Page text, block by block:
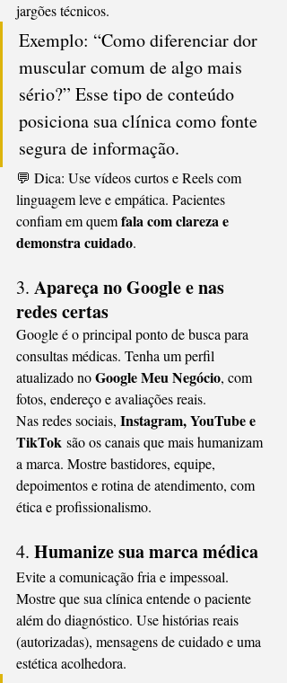
jargões técnicos.
Exemplo: “Como diferenciar dor
muscular comum de algo mais
sério?” Esse tipo de conteúdo
posiciona sua clínica como fonte
segura de informação.
💬 Dica: Use vídeos curtos e Reels com
linguagem leve e empática. Pacientes
confiam em quem fala com clareza e
demonstra cuidado.
3. Apareça no Google e nas
redes certas
Google é o principal ponto de busca para
consultas médicas. Tenha um perfil
atualizado no Google Meu Negócio, com
fotos, endereço e avaliações reais.
Nas redes sociais, Instagram, YouTube e
TikTok são os canais que mais humanizam
a marca. Mostre bastidores, equipe,
depoimentos e rotina de atendimento, com
ética e profissionalismo.
4. Humanize sua marca médica
Evite a comunicação fria e impessoal.
Mostre que sua clínica entende o paciente
além do diagnóstico. Use histórias reais
(autorizadas), mensagens de cuidado e uma
estética acolhedora.